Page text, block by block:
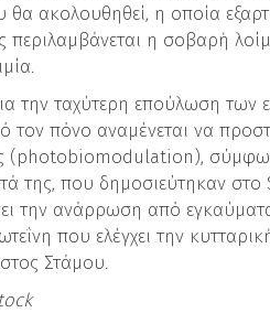
θα ακολουθηθεί, η οποία
περιλαμβάνεται η σοβαρή
την ταχύτερη επούλωση
τον πόνο αναμένεται να
(photobiomodulation),
της, που δημοσιεύτηκαν στο
την ανάρρωση από
που ελέγχει την
Στάμου.